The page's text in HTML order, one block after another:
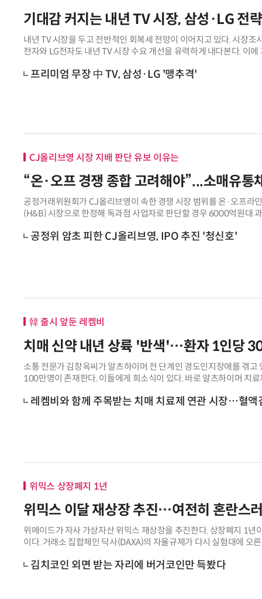
기대감 커지는 내년 TV 시장, 삼성·LG 전
내년 TV 시장을 두고 전반적인 회복세 전망이 이어지고 있다. 시장
전자와 LG전자도 내년 TV 시장 수요 개선을 유력하게 내다본다. 이
프리미엄 무장 中 TV, 삼성·LG '맹추격'
CJ올리브영 시장 지배 판단 유보 이유는
“온·오프 경쟁 종합 고려해야”...소매유통
공정거래위원회가 CJ올리브영이 속한 경쟁 시장 범위를 온·오프라
(H&B) 시장으로 한정해 독과점 사업자로 판단할 경우 6000억원대
공정위 암초 피한 CJ올리브영, IPO 추진 '청신호'
韓 출시 앞둔 레켐비
치매 신약 내년 상륙 '반색'…환자 1인당
소통 전문가 김창옥씨가 알츠하이머 전 단계인 경도인지장애를 겪
100만명이 존재한다. 이들에게 희소식이 있다. 바로 알츠하이머 치
레켐비와 함께 주목받는 치매 치료제 연관 시장…혈액
위믹스 상장폐지 1년
위믹스 이달 재상장 추진…여전히 혼란스
위메이드가 자사 가상자산 위믹스 재상장을 추진한다. 상장폐지 1년
이다. 거래소 집합체인 닥사(DAXA)의 자율규제가 다시 실험대에 오
김치코인 외면 받는 자리에 버거코인만 득봤다